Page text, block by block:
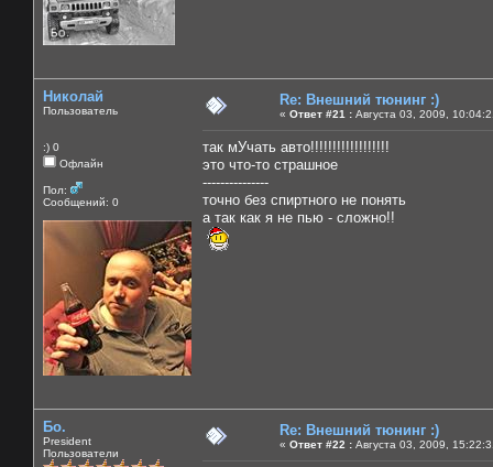
Николай
Пользователь
:) 0
Офлайн
Пол:
Сообщений: 0
Re: Внешний тюнинг :)
« Ответ #21 : Августа 03, 2009,
так мУчать авто!!!!!!!!!!!!!!!!!!
это что-то страшное
---------------
точно без спиртного не понять
а так как я не пью - сложно!!
Бо.
President
Пользователи
Re: Внешний тюнинг :)
« Ответ #22 : Августа 03, 2009,